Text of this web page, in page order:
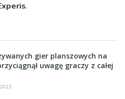
.
gier planszowych na
uwagę graczy z całej